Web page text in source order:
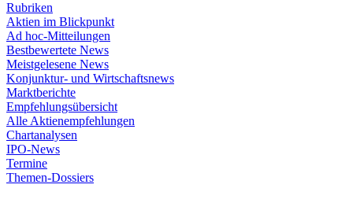
Rubriken
Aktien im Blickpunkt
Ad hoc-Mitteilungen
Bestbewertete News
Meistgelesene News
Konjunktur- und Wirtschaftsnews
Marktberichte
Empfehlungsübersicht
Alle Aktienempfehlungen
Chartanalysen
IPO-News
Termine
Themen-Dossiers